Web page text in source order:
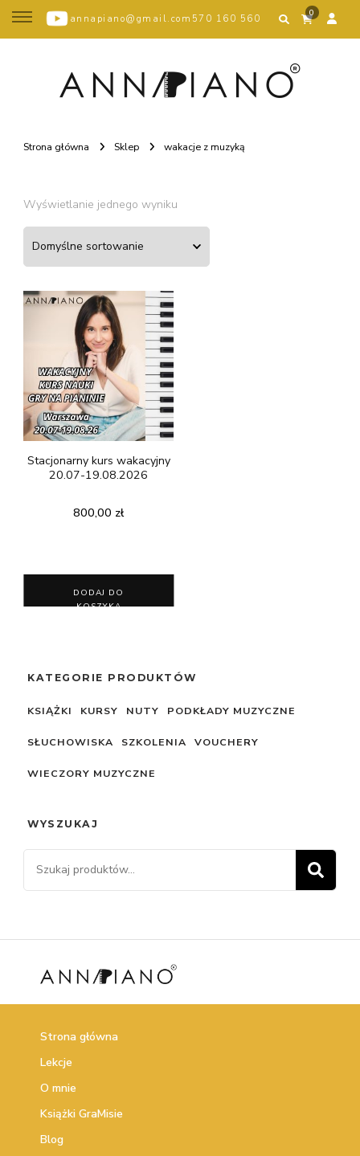
annapiano@gmail.com 570 160 560 0
Strona główna Sklep wakacje z muzyką
Wyświetlanie jednego wyniku
Stacjonarny kurs wakacyjny
20.07-19.08.2026
800,00 zł
DODAJ DO
KOSZYKA
KATEGORIE PRODUKTÓW
KSIĄŻKI KURSY NUTY PODKŁADY MUZYCZNE
SŁUCHOWISKA SZKOLENIA VOUCHERY
WIECZORY MUZYCZNE
WYSZUKAJ
Szukaj:
Strona główna
Lekcje
O mnie
Książki GraMisie
Blog